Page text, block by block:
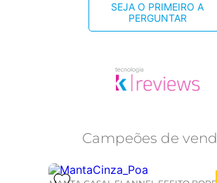
SEJA O PRIMEIRO A
PERGUNTAR
Campeões de